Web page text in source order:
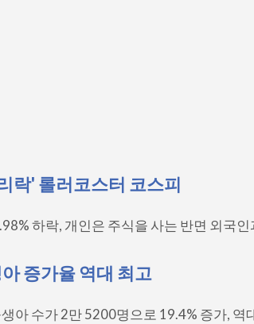
락' 롤러코스터 코스피
하락, 개인은 주식을 사는 반면 외국인
증가율 역대 최고
아 수가 2만 5200명으로 19.4% 증가, 역